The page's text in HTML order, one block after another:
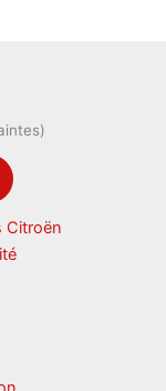
Citroën